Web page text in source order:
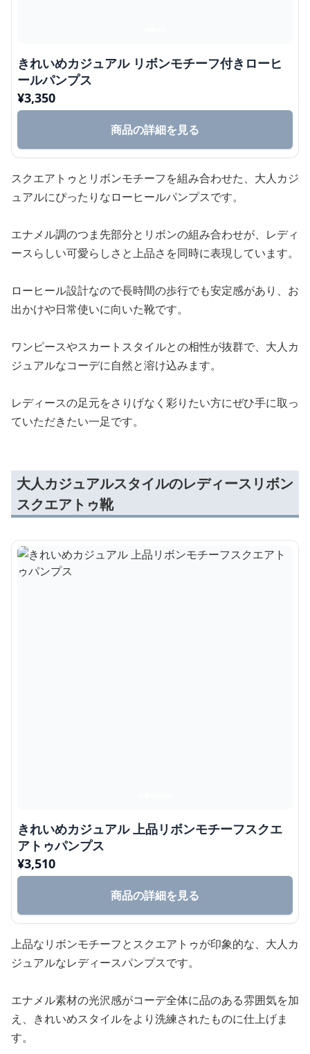
きれいめカジュアル リボンモチーフ付きローヒ
ールパンプス
¥3,350
商品の詳細を見る
スクエアトゥとリボンモチーフを組み合わせた、大人カジ
ュアルにぴったりなローヒールパンプスです。
エナメル調のつま先部分とリボンの組み合わせが、レディ
ースらしい可愛らしさと上品さを同時に表現しています。
ローヒール設計なので長時間の歩行でも安定感があり、お
出かけや日常使いに向いた靴です。
ワンピースやスカートスタイルとの相性が抜群で、大人カ
ジュアルなコーデに自然と溶け込みます。
レディースの足元をさりげなく彩りたい方にぜひ手に取っ
ていただきたい一足です。
大人カジュアルスタイルのレディースリボン
スクエアトゥ靴
きれいめカジュアル 上品リボンモチーフスクエ
アトゥパンプス
¥3,510
商品の詳細を見る
上品なリボンモチーフとスクエアトゥが印象的な、大人カ
ジュアルなレディースパンプスです。
エナメル素材の光沢感がコーデ全体に品のある雰囲気を加
え、きれいめスタイルをより洗練されたものに仕上げま
す。